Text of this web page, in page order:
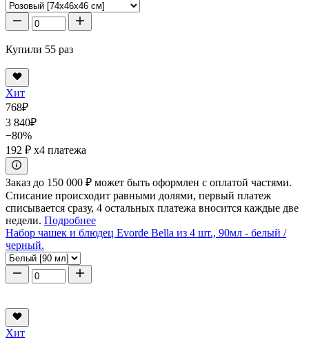
Купили 55 раз
Хит
768₽
3 840₽
−80%
192 ₽ x4 платежа
Заказ до 150 000 ₽ может быть оформлен с оплатой частями.
Списание происходит равными долями, первый платеж
списывается сразу, 4 остальных платежа вносится каждые две
недели. Подробнее
Набор чашек и блюдец Evorde Bella из 4 шт., 90мл - белый /
черный.
Хит